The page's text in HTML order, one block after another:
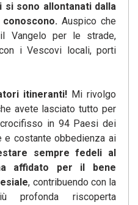
si sono allontanati dalla
Auspico che
il Vangelo per le strade,
i Vescovi locali, porti
itineranti! Mi rivolgo
avete lasciato tutto per
in 94 Paesi dei
e costante obbedienza ai
sempre fedeli al
affidato per il bene
, contribuendo con la
profonda riscoperta